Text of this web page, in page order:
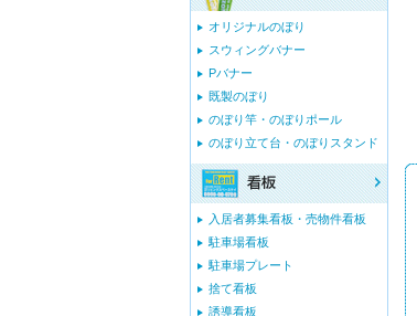
オリジナルのぼり
スウィングバナー
Pバナー
既製のぼり
のぼり竿・のぼりポール
のぼり立て台・のぼりスタンド
入居者募集看板・売物件看板
駐車場看板
駐車場プレート
捨て看板
誘導看板